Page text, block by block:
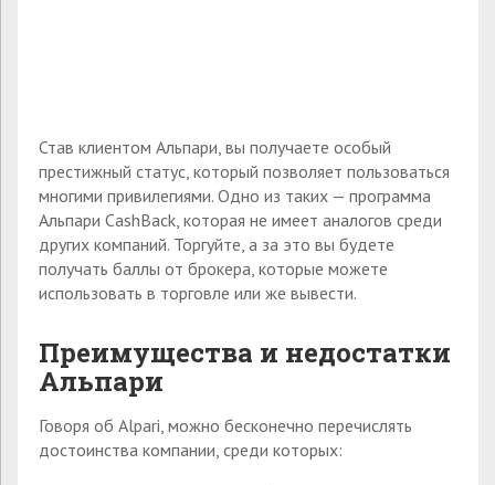
Став клиентом Альпари, вы получаете особый
престижный статус, который позволяет пользоваться
многими привилегиями. Одно из таких — программа
Альпари CashBack, которая не имеет аналогов среди
других компаний. Торгуйте, а за это вы будете
получать баллы от брокера, которые можете
использовать в торговле или же вывести.
Преимущества и недостатки
Альпари
Говоря об Alpari, можно бесконечно перечислять
достоинства компании, среди которых: